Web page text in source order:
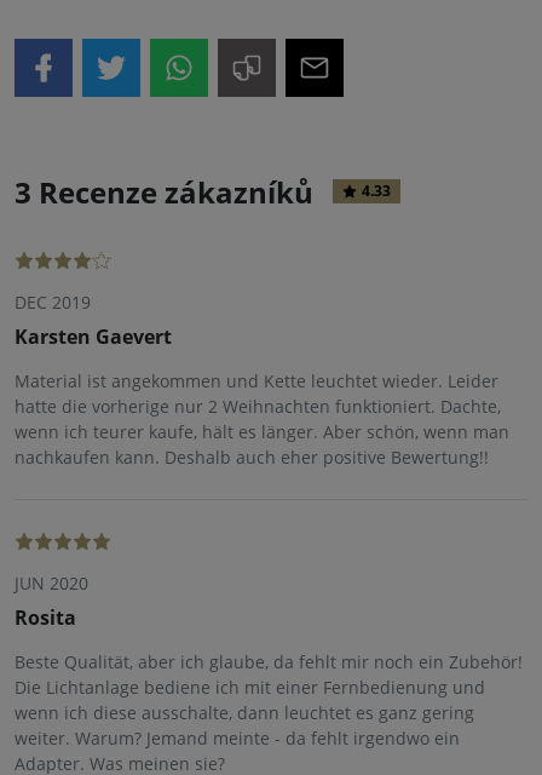
3 Recenze zákazníků 4.33
DEC 2019
Karsten Gaevert
Material ist angekommen und Kette leuchtet wieder. Leider
hatte die vorherige nur 2 Weihnachten funktioniert. Dachte,
wenn ich teurer kaufe, hält es länger. Aber schön, wenn man
nachkaufen kann. Deshalb auch eher positive Bewertung!!
JUN 2020
Rosita
Beste Qualität, aber ich glaube, da fehlt mir noch ein Zubehör!
Die Lichtanlage bediene ich mit einer Fernbedienung und
wenn ich diese ausschalte, dann leuchtet es ganz gering
weiter. Warum? Jemand meinte - da fehlt irgendwo ein
Adapter. Was meinen sie?